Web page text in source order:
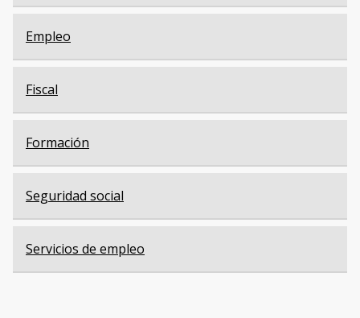
Empleo
Fiscal
Formación
Seguridad social
Servicios de empleo